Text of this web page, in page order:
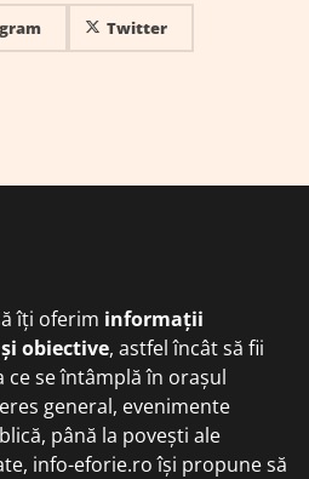
Twitter
îți oferim informații
obiective, astfel încât să fii
ce se întâmplă în orașul
general, evenimente
până la povești ale
info-eforie.ro își propune să